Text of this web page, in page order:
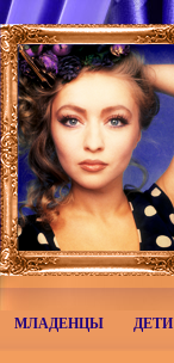
МЛАДЕНЦЫ ДЕТИ